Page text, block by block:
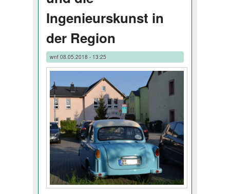
Ingenieurskunst in
der Region
wnf08.05.2018 - 13:25